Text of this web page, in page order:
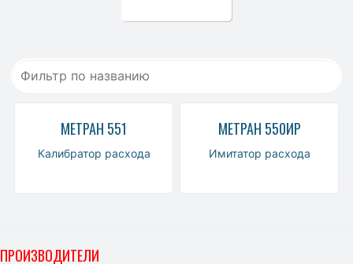
МЕТРАН 551
Калибратор расхода
МЕТРАН 550ИР
Имитатор расхода
ПРОИЗВОДИТЕЛИ